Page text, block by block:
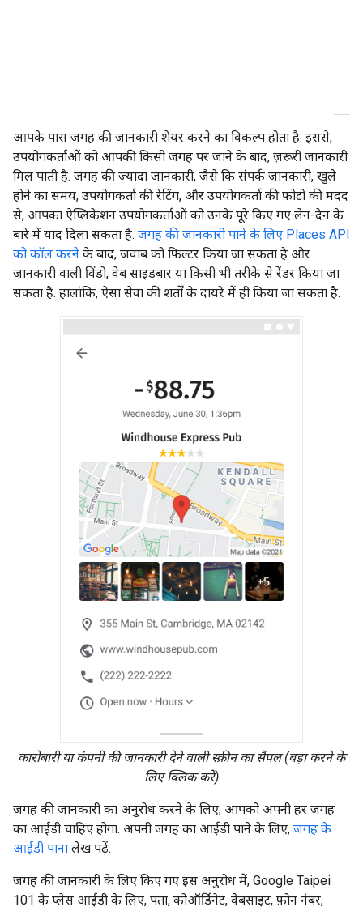
आपके पास जगह की जानकारी शेयर करने का विकल्प होता है. इससे,
उपयोगकर्ताओं को आपकी किसी जगह पर जाने के बाद, ज़रूरी जानकारी
मिल पाती है. जगह की ज़्यादा जानकारी, जैसे कि संपर्क जानकारी, खुले
होने का समय, उपयोगकर्ता की रेटिंग, और उपयोगकर्ता की फ़ोटो की मदद
से, आपका ऐप्लिकेशन उपयोगकर्ताओं को उनके पूरे किए गए लेन-देन के
बारे में याद दिला सकता है. जगह की जानकारी पाने के लिए Places API
को कॉल करने के बाद, जवाब को फ़िल्टर किया जा सकता है और
जानकारी वाली विंडो, वेब साइडबार या किसी भी तरीके से रेंडर किया जा
सकता है. हालांकि, ऐसा सेवा की शर्तों के दायरे में ही किया जा सकता है.
कारोबारी या कंपनी की जानकारी देने वाली स्क्रीन का सैंपल (बड़ा करने के
लिए क्लिक करें)
जगह की जानकारी का अनुरोध करने के लिए, आपको अपनी हर जगह
का आईडी चाहिए होगा. अपनी जगह का आईडी पाने के लिए, जगह के
आईडी पाना लेख पढ़ें.
जगह की जानकारी के लिए किए गए इस अनुरोध में, Google Taipei
101 के प्लेस आईडी के लिए, पता, कोऑर्डिनेट, वेबसाइट, फ़ोन नंबर,